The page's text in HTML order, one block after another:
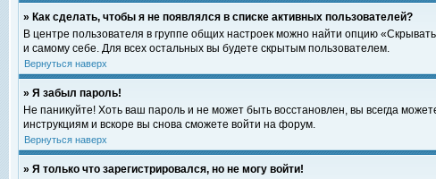
» Как сделать, чтобы я не появлялся в списке активных пользователей?
В центре пользователя в группе общих настроек можно найти опцию
и самому себе. Для всех остальных вы будете скрытым пользователем.
Вернуться наверх
» Я забыл пароль!
Не паникуйте! Хоть ваш пароль и не может быть восстановлен, вы всегда
инструкциям и вскоре вы снова сможете войти на форум.
Вернуться наверх
» Я только что зарегистрировался, но не могу войти!